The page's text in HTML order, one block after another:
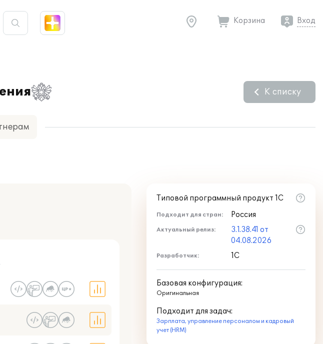
Корзина Вход
К списку
Типовой программный продукт 1С
Подходит для стран: Россия
Актуальный релиз:
3.1.38.41 от
04.08.2026
Разработчик: 1С
Базовая конфигурация:
Оригинальная
Подходит для задач:
Зарплата, управление персоналом и кадровый
учет (HRM)